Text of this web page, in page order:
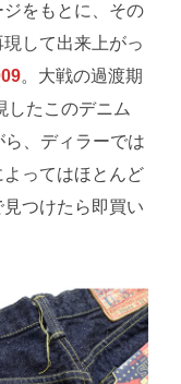
をもとに、その
して出来上がっ
。大戦の過渡期
したこのデニム
、ディラーでは
ってはほとんど
つけたら即買い